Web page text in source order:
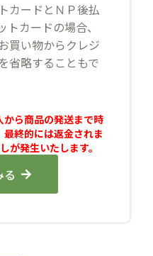
カードとＮＰ後払
カードの場合、
買い物からクレジ
省略することもで
ら商品の発送まで時
終的には返金されま
が発生いたします。
る